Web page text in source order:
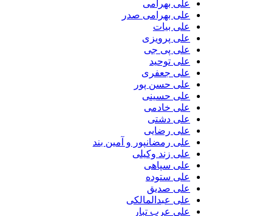
علی بهرامی
علی بهرامی صدر
علی بیات
علی پرویزی
علی پی جی
علی توحید
علی جعفری
علی حسن پور
علی حسینی
علی خادمی
علی دشتی
علی رضایی
علی رمضانپور و آمین بند
علی زند وکیلی
علی سپاهی
علی ستوده
علی صدیق
علی عبدالمالکی
علی عرب تبار